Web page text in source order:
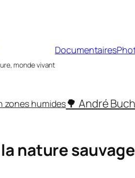
monde vivant
Documentaires
zones humides🌳 André
nature